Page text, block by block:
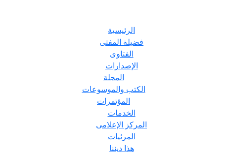
الرئيسية
فضيلة المفتى
الفتاوى
الإصدارات
المجلة
الكتب والموسوعات
المؤتمرات
الخدمات
المركز الإعلامى
المرئيات
هذا ديننا